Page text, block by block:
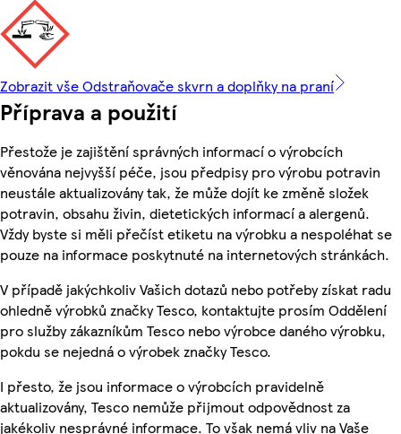
Zobrazit vše Odstraňovače skvrn a doplňky na praní
Příprava a použití
Přestože je zajištění správných informací o výrobcích
věnována nejvyšší péče, jsou předpisy pro výrobu potravin
neustále aktualizovány tak, že může dojít ke změně složek
potravin, obsahu živin, dietetických informací a alergenů.
Vždy byste si měli přečíst etiketu na výrobku a nespoléhat se
pouze na informace poskytnuté na internetových stránkách.
V případě jakýchkoliv Vašich dotazů nebo potřeby získat radu
ohledně výrobků značky Tesco, kontaktujte prosím Oddělení
pro služby zákazníkům Tesco nebo výrobce daného výrobku,
pokdu se nejedná o výrobek značky Tesco.
I přesto, že jsou informace o výrobcích pravidelně
aktualizovány, Tesco nemůže přijmout odpovědnost za
jakékoliv nesprávné informace. To však nemá vliv na Vaše